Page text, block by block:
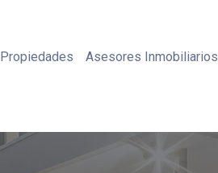
Propiedades Asesores Inmobiliarios